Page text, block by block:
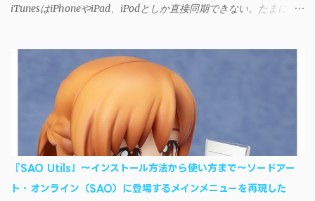
iTunesはiPhoneやiPad、iPodとしか直接同期できない。たまに
ドパーティー製のアプリを PC と Androidデバイス それぞれにイン
ストールすれば、Wi-Fiや USB接続 を通じて同期できるようにな
る。私も 2012年頃にAndroidウォークマン を使い始めた頃から便
利に活用させてもらっていたのだが、2023年現在はiSyncrを使っ
て同期ができないという声を多数見かけるようになった。 具体
的には、PC側のiSyncrアプリで設定したパスワードをAndroidアプ
リに入力しようとすると、入力したパスワードが保存されず、い
つまでたっても再度入力を促されるというもの。 この不具合を
回避するには、次の手順が有効だ。 Androidデバイスの言語を英語
『SAO Utils』～インストール方法から使い方まで～ソードアー
ト・オンライン（SAO）に登場するメインメニューを再現した